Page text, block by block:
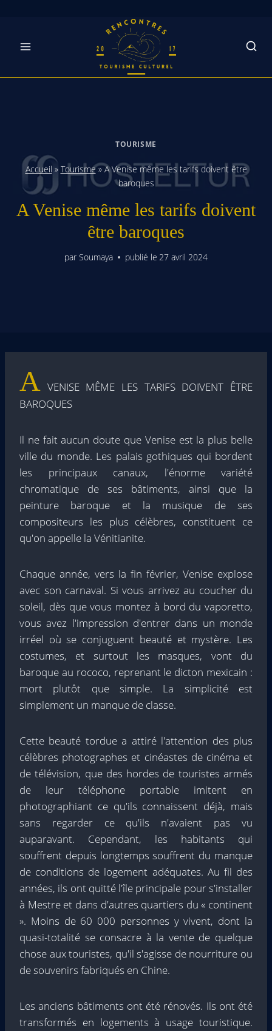
TOURISME
Accueil » Tourisme»A Venise même les tarifs doivent être
baroques
A Venise même les tarifs doivent
être baroques
par Soumaya publié le 27 avril 2024
A VENISE MÊME LES TARIFS DOIVENT ÊTRE
BAROQUES
Il ne fait aucun doute que Venise est la plus belle
ville du monde. Les palais gothiques qui bordent
les principaux canaux, l'énorme variété
chromatique de ses bâtiments, ainsi que la
peinture baroque et la musique de ses
compositeurs les plus célèbres, constituent ce
qu'on appelle la Vénitianite.
Chaque année, vers la fin février, Venise explose
avec son carnaval. Si vous arrivez au coucher du
soleil, dès que vous montez à bord du vaporetto,
vous avez l'impression d'entrer dans un monde
irréel où se conjuguent beauté et mystère. Les
costumes, et surtout les masques, vont du
baroque au rococo, reprenant le dicton mexicain :
mort plutôt que simple. La simplicité est
simplement un manque de classe.
Cette beauté tordue a attiré l'attention des plus
célèbres photographes et cinéastes de cinéma et
de télévision, que des hordes de touristes armés
de leur téléphone portable imitent en
photographiant ce qu'ils connaissent déjà, mais
sans regarder ce qu'ils n'avaient pas vu
auparavant. Cependant, les habitants qui
souffrent depuis longtemps souffrent du manque
de conditions de logement adéquates. Au fil des
années, ils ont quitté l'île principale pour s'installer
à Mestre et dans d'autres quartiers du « continent
». Moins de 60 000 personnes y vivent, dont la
quasi-totalité se consacre à la vente de quelque
chose aux touristes, qu'il s'agisse de nourriture ou
de souvenirs fabriqués en Chine.
Les anciens bâtiments ont été rénovés. Ils ont été
transformés en logements à usage touristique.